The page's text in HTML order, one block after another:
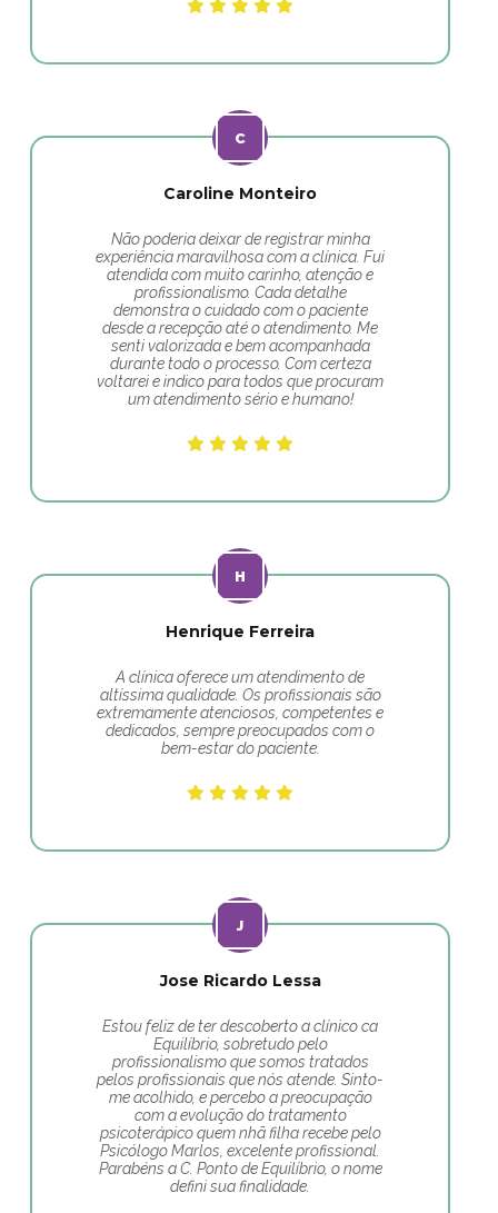
Caroline Monteiro
Não poderia deixar de registrar minha
experiência maravilhosa com a clínica. Fui
atendida com muito carinho, atenção e
profissionalismo. Cada detalhe
demonstra o cuidado com o paciente
desde a recepção até o atendimento. Me
senti valorizada e bem acompanhada
durante todo o processo. Com certeza
voltarei e indico para todos que procuram
um atendimento sério e humano!
Henrique Ferreira
A clínica oferece um atendimento de
altíssima qualidade. Os profissionais são
extremamente atenciosos, competentes e
dedicados, sempre preocupados com o
bem-estar do paciente.
Jose Ricardo Lessa
Estou feliz de ter descoberto a clínico ca
Equilíbrio, sobretudo pelo
profissionalismo que somos tratados
pelos profissionais que nós atende. Sinto-
me acolhido, e percebo a preocupação
com a evolução do tratamento
psicoterápico quem nhã filha recebe pelo
Psicólogo Marlos, excelente profissional.
Parabéns a C. Ponto de Equilíbrio, o nome
defini sua finalidade.